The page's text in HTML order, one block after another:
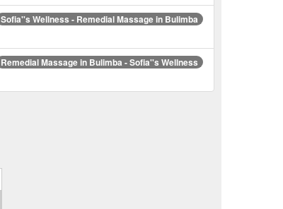
Sofia''s Wellness - Remedial Massage in Bulimba
Remedial Massage in Bulimba - Sofia''s Wellness